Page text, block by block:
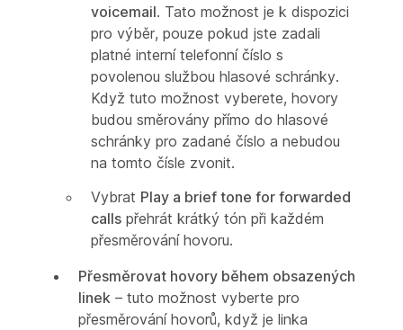
voicemail. Tato možnost je k dispozici
pro výběr, pouze pokud jste zadali
platné interní telefonní číslo s
povolenou službou hlasové schránky.
Když tuto možnost vyberete, hovory
budou směrovány přímo do hlasové
schránky pro zadané číslo a nebudou
na tomto čísle zvonit.
Vybrat Play a brief tone for forwarded
calls přehrát krátký tón při každém
přesměrování hovoru.
Přesměrovat hovory během obsazených
linek – tuto možnost vyberte pro
přesměrování hovorů, když je linka